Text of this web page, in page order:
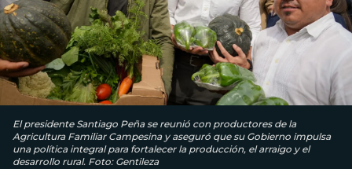
El presidente Santiago Peña se reunió con productores de la
Agricultura Familiar Campesina y aseguró que su Gobierno impulsa
una política integral para fortalecer la producción, el arraigo y el
desarrollo rural. Foto: Gentileza